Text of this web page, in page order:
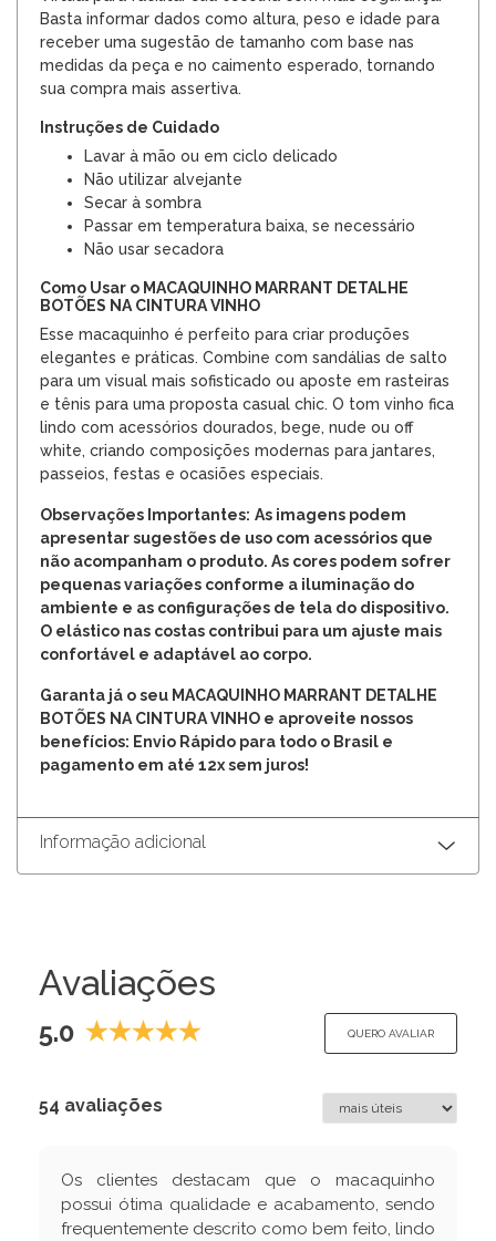
Basta informar dados como altura, peso e idade para
receber uma sugestão de tamanho com base nas
medidas da peça e no caimento esperado, tornando
sua compra mais assertiva.
Instruções de Cuidado
Lavar à mão ou em ciclo delicado
Não utilizar alvejante
Secar à sombra
Passar em temperatura baixa, se necessário
Não usar secadora
Como Usar o MACAQUINHO MARRANT DETALHE
BOTÕES NA CINTURA VINHO
Esse macaquinho é perfeito para criar produções
elegantes e práticas. Combine com sandálias de salto
para um visual mais sofisticado ou aposte em rasteiras
e tênis para uma proposta casual chic. O tom vinho fica
lindo com acessórios dourados, bege, nude ou off
white, criando composições modernas para jantares,
passeios, festas e ocasiões especiais.
Observações Importantes: As imagens podem
apresentar sugestões de uso com acessórios que
não acompanham o produto. As cores podem sofrer
pequenas variações conforme a iluminação do
ambiente e as configurações de tela do dispositivo.
O elástico nas costas contribui para um ajuste mais
confortável e adaptável ao corpo.
Garanta já o seu MACAQUINHO MARRANT DETALHE
BOTÕES NA CINTURA VINHO e aproveite nossos
benefícios: Envio Rápido para todo o Brasil e
pagamento em até 12x sem juros!
Informação adicional
Avaliações
5.0 QUERO AVALIAR
54 avaliações
Os clientes destacam que o macaquinho
possui ótima qualidade e acabamento, sendo
frequentemente descrito como bem feito, lindo